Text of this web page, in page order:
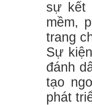
sự kết
mềm,
trang
Sự
đánh
tạo
phát